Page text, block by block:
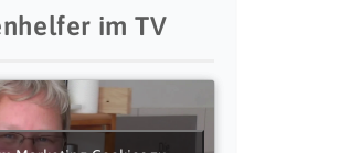
im TV